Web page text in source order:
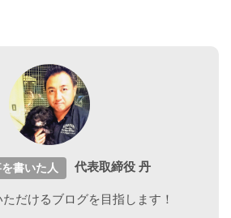
書いた人 代表取締役 丹
だけるブログを目指します！